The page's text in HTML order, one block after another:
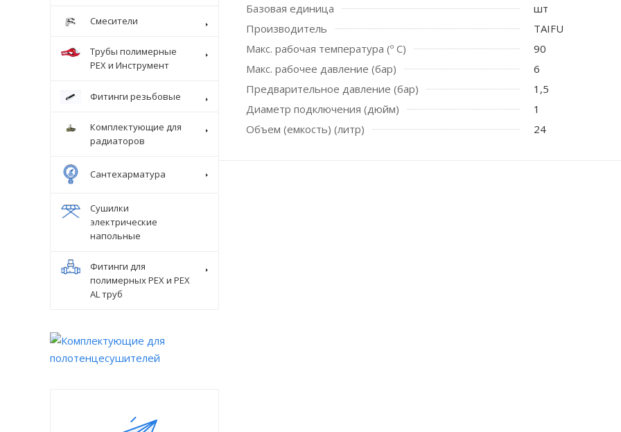
Базовая единица
шт
Производитель
TAIFU
Макс. рабочая температура (º C)
90
Макс. рабочее давление (бар)
6
Предварительное давление (бар)
1,5
Диаметр подключения (дюйм)
1
Объем (емкость) (литр)
24
Крепеж стоек для поручня
Смесители
Трубы полимерные
PEX и Инструмент
Фитинги резьбовые
Комплектующие для
радиаторов
Сантехарматура
Сушилки
электрические
напольные
Фитинги для
полимерных PEX и PEX
AL труб